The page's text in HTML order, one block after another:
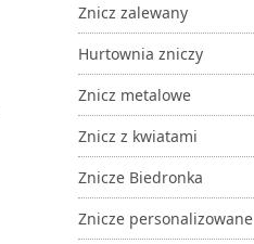
Znicz zalewany
Hurtownia zniczy
Znicz metalowe
Znicz z kwiatami
Znicze Biedronka
Znicze personalizowane